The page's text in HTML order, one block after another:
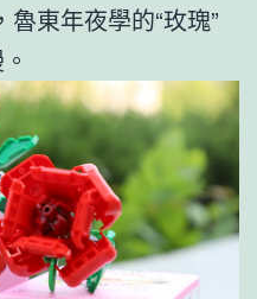
東年夜學的“玫瑰”